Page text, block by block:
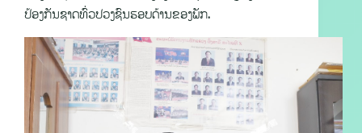
ປ້ອງກັນຊາດທົ່ວປວງຊົນຮອບດ້ານຂອງພັກ.